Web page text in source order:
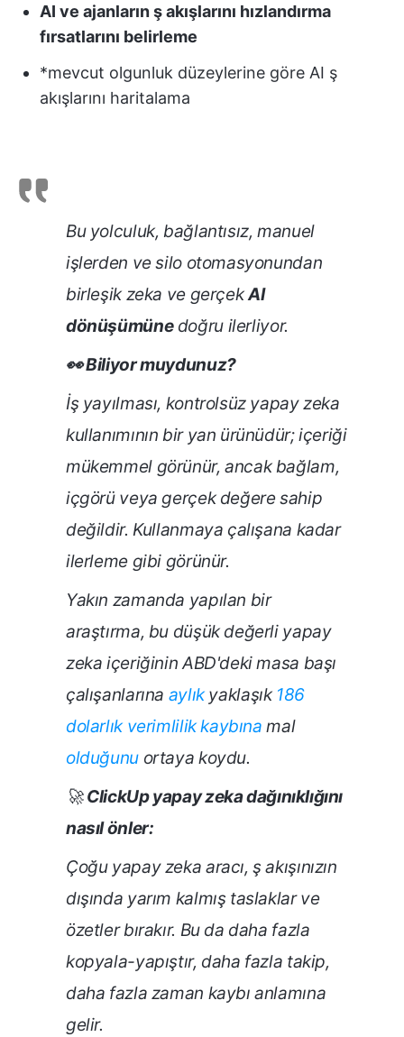
AI ve ajanların ş akışlarını hızlandırma
fırsatlarını belirleme
*mevcut olgunluk düzeylerine göre AI ş
akışlarını haritalama
Bu yolculuk, bağlantısız, manuel
işlerden ve silo otomasyonundan
birleşik zeka ve gerçekAI
dönüşümünedoğru ilerliyor.
👀 Biliyor muydunuz?
İş yayılması, kontrolsüz yapay zeka
kullanımının bir yan ürünüdür; içeriği
mükemmel görünür, ancak bağlam,
içgörü veya gerçek değere sahip
değildir. Kullanmaya çalışana kadar
ilerleme gibi görünür.
Yakın zamanda yapılan bir
araştırma, bu düşük değerli yapay
zeka içeriğinin ABD'deki masa başı
çalışanlarına aylıkyaklaşık 186
dolarlık verimlilik kaybına mal
olduğunuortaya koydu.
🚀ClickUp yapay zeka dağınıklığını
nasıl önler:
Çoğu yapay zeka aracı, ş akışınızın
dışında yarım kalmış taslaklar ve
özetler bırakır. Bu da daha fazla
kopyala-yapıştır, daha fazla takip,
daha fazla zaman kaybı anlamına
gelir.